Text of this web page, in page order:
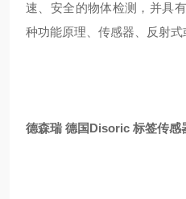
速、安全的物体检测，并具
种功能原理、传感器、反射式
德森瑞 德国Disoric 标签传感